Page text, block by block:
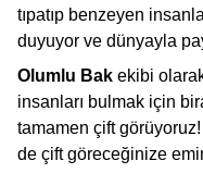
tıpatıp benzeyen
duyuyor ve dünyayla
Olumlu Bak ekibi
insanları bulmak için
tamamen çift
de çift göreceğinize